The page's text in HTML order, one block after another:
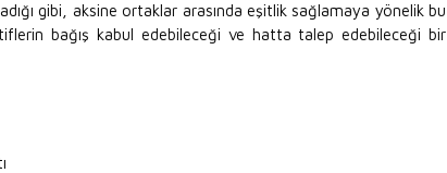
gibi, aksine ortaklar arasında eşitlik sağlamaya yönelik bu
bağış kabul edebileceği ve hatta talep edebileceği bir